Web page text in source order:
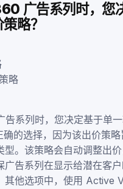
广告系列时，您
略？
略
系列时，您决定基于单
的选择，因为该出价策
。该策略会自动调整出
告系列在显示给潜在客
他选项中，使用 Active